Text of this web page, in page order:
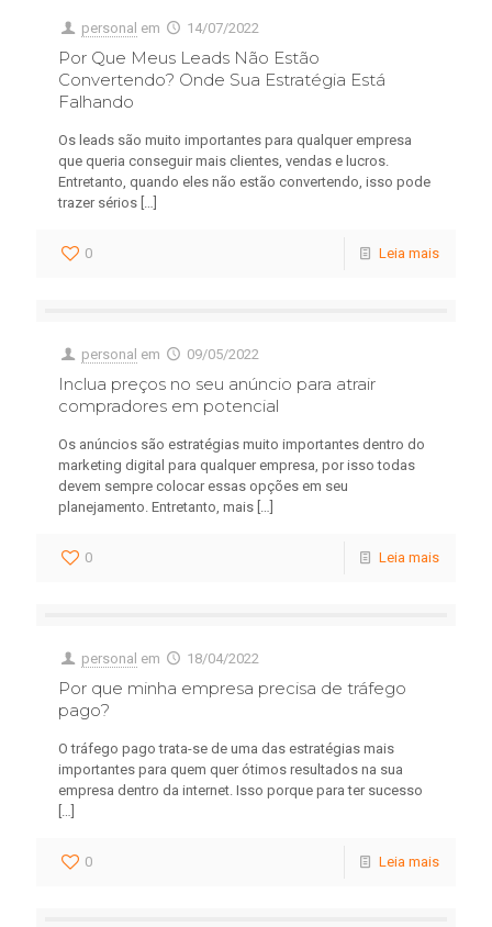
personal em 14/07/2022
Por Que Meus Leads Não Estão
Convertendo? Onde Sua Estratégia Está
Falhando
Os leads são muito importantes para qualquer empresa
que queria conseguir mais clientes, vendas e lucros.
Entretanto, quando eles não estão convertendo, isso pode
trazer sérios […]
0 Leia mais
personal em 09/05/2022
Inclua preços no seu anúncio para atrair
compradores em potencial
Os anúncios são estratégias muito importantes dentro do
marketing digital para qualquer empresa, por isso todas
devem sempre colocar essas opções em seu
planejamento. Entretanto, mais […]
0 Leia mais
personal em 18/04/2022
Por que minha empresa precisa de tráfego
pago?
O tráfego pago trata-se de uma das estratégias mais
importantes para quem quer ótimos resultados na sua
empresa dentro da internet. Isso porque para ter sucesso
[…]
0 Leia mais